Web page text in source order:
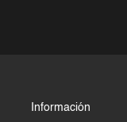
Información